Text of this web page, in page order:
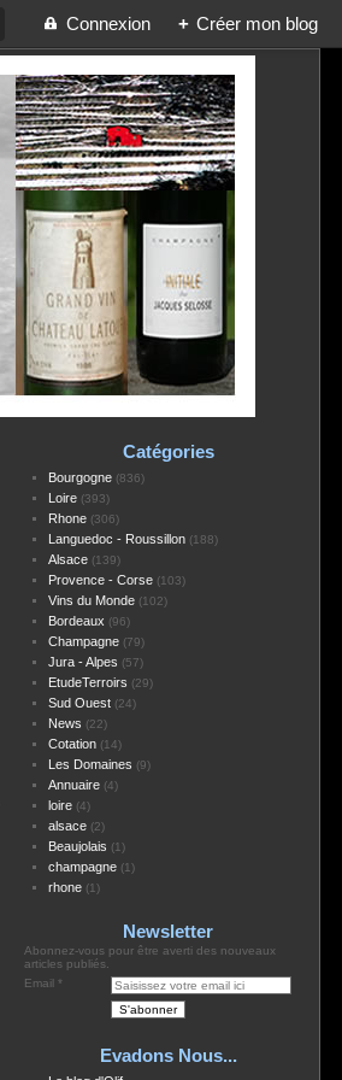
Connexion + Créer mon blog
Catégories
Bourgogne(836)
Loire(393)
Rhone(306)
Languedoc - Roussillon(188)
Alsace(139)
Provence - Corse(103)
Vins du Monde(102)
Bordeaux (96)
Champagne(79)
Jura - Alpes (57)
EtudeTerroirs (29)
Sud Ouest(24)
News (22)
Cotation(14)
Les Domaines (9)
Annuaire(4)
loire(4)
alsace(2)
Beaujolais (1)
champagne(1)
rhone(1)
Newsletter
Abonnez-vous pour être averti des nouveaux
articles publiés.
Email
Evadons Nous...